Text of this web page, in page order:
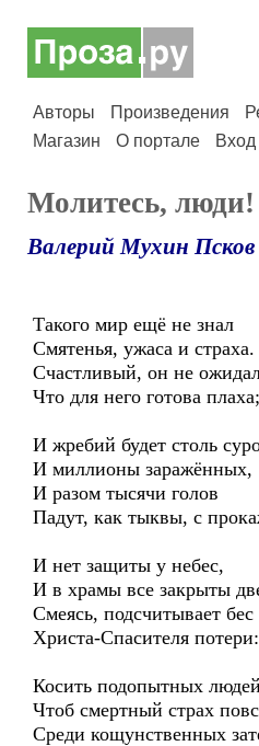
Авторы Произведения
Магазин
О портале Вход
Молитесь, люди!
Валерий Мухин Псков
Такого мир ещё не знал
Смятенья, ужаса и страха.
Счастливый, он не
Что для него готова плаха;
И жребий будет столь
И миллионы заражённых,
И разом тысячи голов
Падут, как тыквы, с
И нет защиты у небес,
И в храмы все закрыты
Смеясь, подсчитывает бес
Христа-Спасителя потери:
Косить подопытных
Чтоб смертный страх
Среди кощунственных